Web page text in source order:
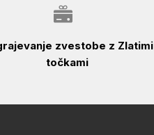
zvestobe z Zlatimi
točkami